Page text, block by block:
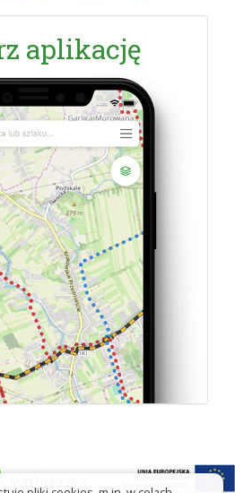
aplikację